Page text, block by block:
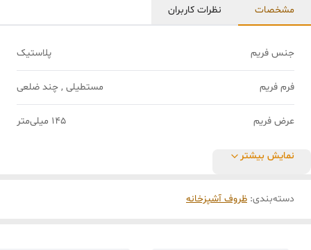
مشخصات نظرات کاربران
جنس فریم پلاستیک
فرم فریم مستطیلی , چند ضلعی
عرض فریم 145 میلی‌متر
نمایش بیشتر
دسته‌بندی: ظروف آشپزخانه